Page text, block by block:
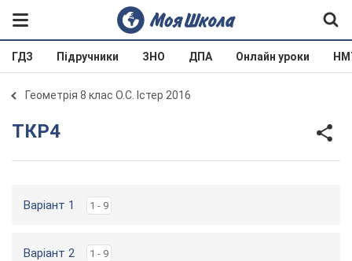
ГДЗ Підручники ЗНО ДПА Онлайн уроки
Геометрія 8 клас О.С. Істер 2016
ТКР4
Варіант 1 1 - 9
Варіант 2 1 - 9